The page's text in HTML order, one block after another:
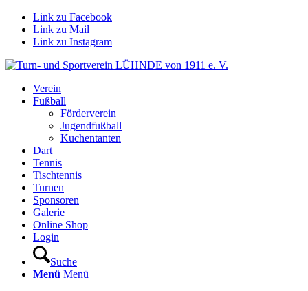
Link zu Facebook
Link zu Mail
Link zu Instagram
Verein
Fußball
Förderverein
Jugendfußball
Kuchentanten
Dart
Tennis
Tischtennis
Turnen
Sponsoren
Galerie
Online Shop
Login
Suche
Menü Menü